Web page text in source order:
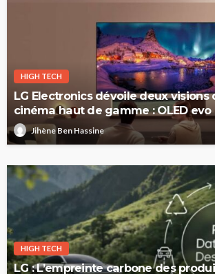
HIGH TECH
LG Electronics dévoile deux visions
cinéma haut de gamme : OLED evo
evoJihène Ben Hassine
HIGH TECH
LG : L’empreinte carbone des